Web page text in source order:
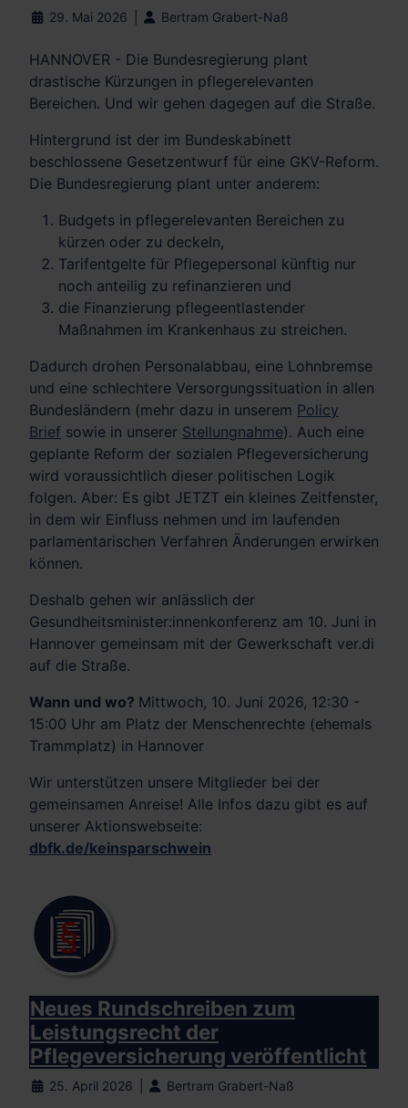
29. Mai 2026 Bertram Grabert-Naß
HANNOVER - Die Bundesregierung plant
drastische Kürzungen in pflegerelevanten
Bereichen. Und wir gehen dagegen auf die Straße.
Hintergrund ist der im Bundeskabinett
beschlossene Gesetzentwurf für eine GKV-Reform.
Die Bundesregierung plant unter anderem:
Budgets in pflegerelevanten Bereichen zu
kürzen oder zu deckeln,
Tarifentgelte für Pflegepersonal künftig nur
noch anteilig zu refinanzieren und
die Finanzierung pflegeentlastender
Maßnahmen im Krankenhaus zu streichen.
Dadurch drohen Personalabbau, eine Lohnbremse
und eine schlechtere Versorgungssituation in allen
Bundesländern (mehr dazu in unserem Policy
Brief sowie in unserer Stellungnahme). Auch eine
geplante Reform der sozialen Pflegeversicherung
wird voraussichtlich dieser politischen Logik
folgen. Aber: Es gibt JETZT ein kleines Zeitfenster,
in dem wir Einfluss nehmen und im laufenden
parlamentarischen Verfahren Änderungen erwirken
können.
Deshalb gehen wir anlässlich der
Gesundheitsminister:innenkonferenz am 10. Juni in
Hannover gemeinsam mit der Gewerkschaft ver.di
auf die Straße.
Wann und wo? Mittwoch, 10. Juni 2026, 12:30 -
15:00 Uhr am Platz der Menschenrechte (ehemals
Trammplatz) in Hannover
Wir unterstützen unsere Mitglieder bei der
gemeinsamen Anreise! Alle Infos dazu gibt es auf
unserer Aktionswebseite:
dbfk.de/keinsparschwein
Neues Rundschreiben zum
Leistungsrecht der
Pflegeversicherung veröffentlicht
25. April 2026 Bertram Grabert-Naß